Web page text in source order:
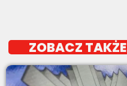
ZOBACZ TAKŻE